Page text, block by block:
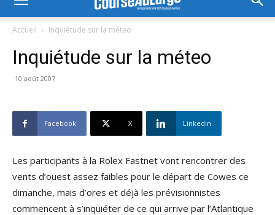
Accueil Inquiétude sur la méteo
Inquiétude sur la méteo
10 août 2007
Facebook X Linkedin
Les participants à la Rolex Fastnet vont rencontrer des
vents d’ouest assez faibles pour le départ de Cowes ce
dimanche, mais d’ores et déjà les prévisionnistes
commencent à s’inquiéter de ce qui arrive par l’Atlantique